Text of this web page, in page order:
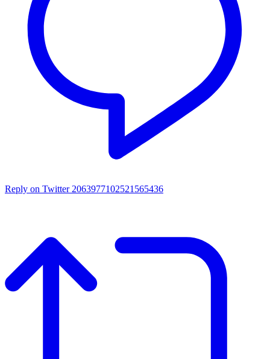
Reply on Twitter 2063977102521565436